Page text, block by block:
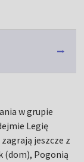
w grupie
Legię
jeszcze z
(dom), Pogonią